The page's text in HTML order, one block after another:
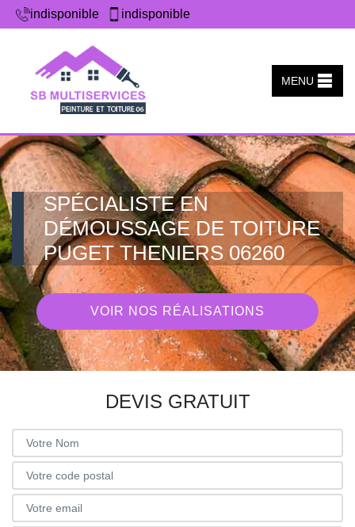
indisponible indisponible
MENU
SPÉCIALISTE EN
DÉMOUSSAGE DE TOITURE
PUGET THENIERS 06260
VOIR NOS RÉALISATIONS
DEVIS GRATUIT